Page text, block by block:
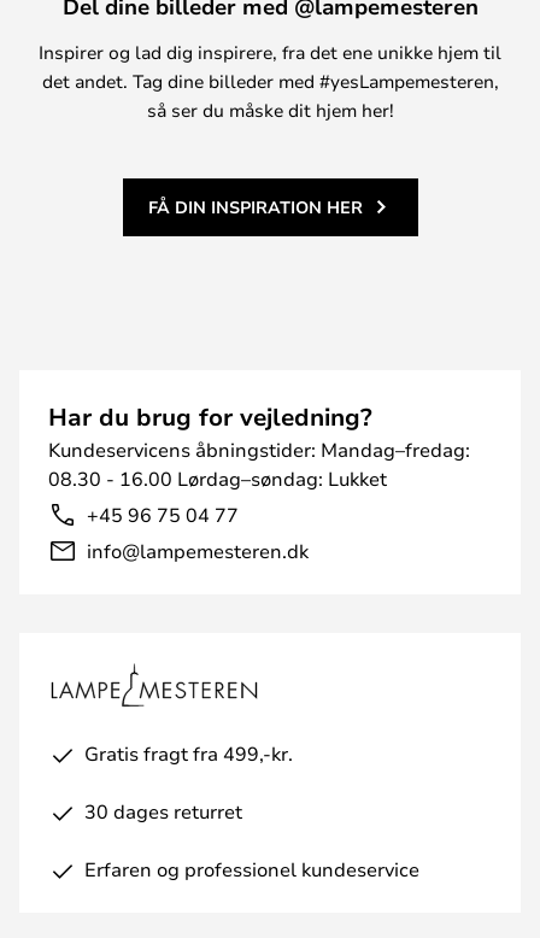
Del dine billeder med @lampemesteren
Inspirer og lad dig inspirere, fra det ene unikke hjem til
det andet. Tag dine billeder med #yesLampemesteren,
så ser du måske dit hjem her!
FÅ DIN INSPIRATION HER
Har du brug for vejledning?
Kundeservicens åbningstider: Mandag–fredag:
08.30 - 16.00 Lørdag–søndag: Lukket
+45 96 75 04 77
info@lampemesteren.dk
Gratis fragt fra 499,-kr.
30 dages returret
Erfaren og professionel kundeservice